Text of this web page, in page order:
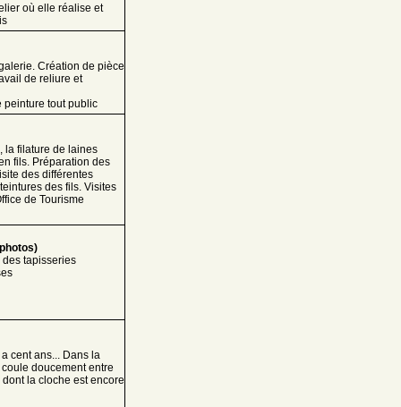
où elle réalise et
Création de pièce
de reliure et
peinture tout public
la filature de laines
fils. Préparation des
des différentes
des fils. Visites
de Tourisme
tapisseries
cent ans... Dans la
doucement entre
la cloche est encore